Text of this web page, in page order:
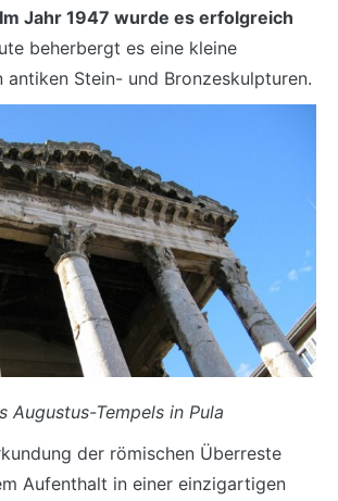
Im Jahr 1947 wurde es erfolgreich
beherbergt es eine kleine
antiken Stein- und Bronzeskulpturen.
Augustus-Tempels in Pula
der römischen Überreste
Aufenthalt in einer einzigartigen